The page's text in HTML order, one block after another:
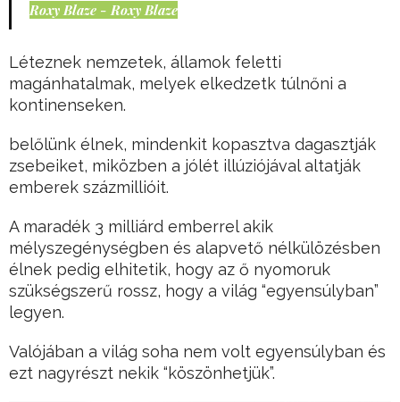
Roxy Blaze - Roxy Blaze
Léteznek nemzetek, államok feletti
magánhatalmak, melyek elkedzetk túlnőni a
kontinenseken.
belőlünk élnek, mindenkit kopasztva dagasztják
zsebeiket, miközben a jólét illúziójával altatják
emberek százmillióit.
A maradék 3 milliárd emberrel akik
mélyszegénységben és alapvető nélkülözésben
élnek pedig elhitetik, hogy az ő nyomoruk
szükségszerű rossz, hogy a világ “egyensúlyban”
legyen.
Valójában a világ soha nem volt egyensúlyban és
ezt nagyrészt nekik “köszönhetjük”.